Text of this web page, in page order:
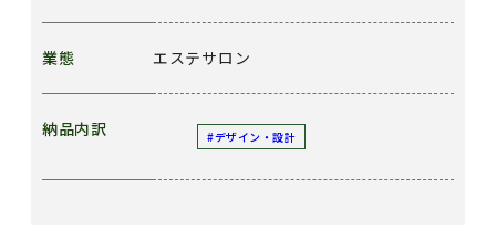
業態 エステサロン
納品内訳 #デザイン・設計